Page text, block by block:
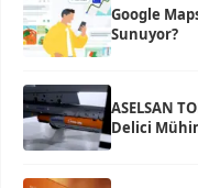
Google
Sunuyor?
ASELSAN
Delici